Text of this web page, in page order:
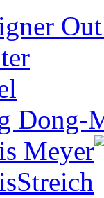
Dong-
Meyer